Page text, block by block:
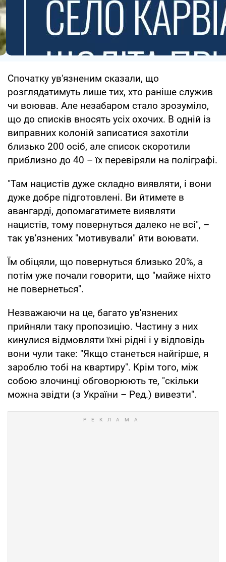
Спочатку ув'язненим сказали, що
розглядатимуть лише тих, хто раніше служив
чи воював. Але незабаром стало зрозуміло,
що до списків вносять усіх охочих. В одній із
виправних колоній записатися захотіли
близько 200 осіб, але список скоротили
приблизно до 40 – їх перевіряли на поліграфі.
"Там нацистів дуже складно виявляти, і вони
дуже добре підготовлені. Ви йтимете в
авангарді, допомагатимете виявляти
нацистів, тому повернуться далеко не всі", –
так ув'язнених "мотивували" йти воювати.
Їм обіцяли, що повернуться близько 20%, а
потім уже почали говорити, що "майже ніхто
не повернеться".
Незважаючи на це, багато ув'язнених
прийняли таку пропозицію. Частину з них
кинулися відмовляти їхні рідні і у відповідь
вони чули таке: "Якщо станеться найгірше, я
зароблю тобі на квартиру". Крім того, між
собою злочинці обговорюють те, "скільки
можна звідти (з України – Ред.) вивезти".